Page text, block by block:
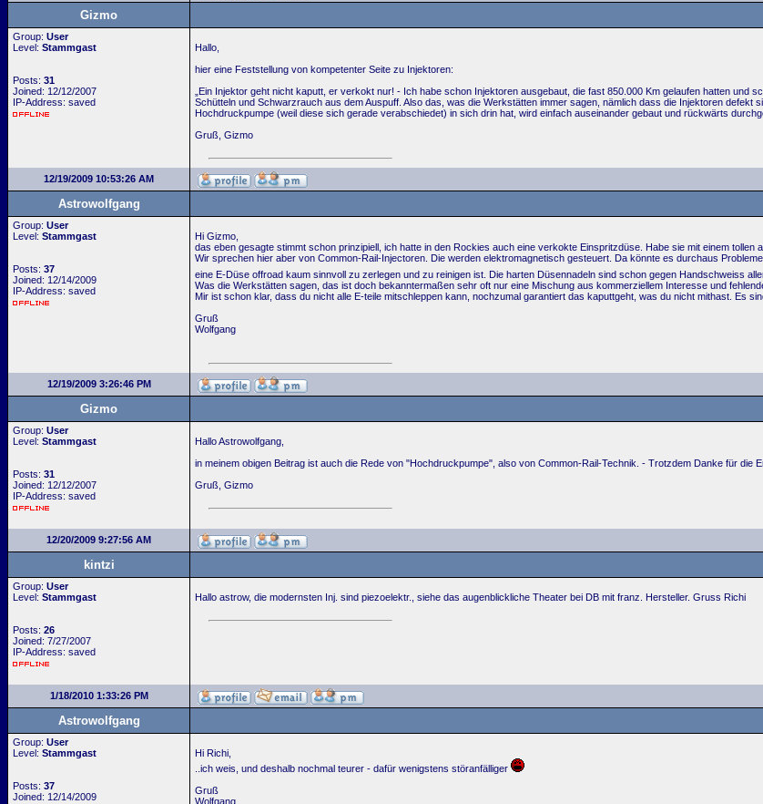
Gizmo
Group: User
Level: Stammgast
Posts: 31
Joined: 12/12/2007
IP-Address: saved
Hallo,
hier eine Feststellung von kompetenter Seite zu Injektoren:
„Ein Injektor geht nicht kaputt, er verkokt nur! - Ich habe schon Injektoren ausgebaut, die fast 850.000 Km gelaufen hatten
Schütteln und Schwarzrauch aus dem Auspuff. Also das, was die Werkstätten immer sagen, nämlich dass die Injektoren
Hochdruckpumpe (weil diese sich gerade verabschiedet) in sich drin hat, wird einfach auseinander gebaut und rückwärts
Gruß, Gizmo
12/19/2009 10:53:26 AM
Astrowolfgang
Group: User
Level: Stammgast
Posts: 37
Joined: 12/14/2009
IP-Address: saved
Hi Gizmo,
das eben gesagte stimmt schon prinzipiell, ich hatte in den Rockies auch eine verkokte Einspritzdüse. Habe sie mit einem
Wir sprechen hier aber von Common-Rail-Injectoren. Die werden elektromagnetisch gesteuert. Da könnte es durchaus
eine E-Düse offroad kaum sinnvoll zu zerlegen und zu reinigen ist. Die harten Düsennadeln sind schon gegen Handschweiss
Was die Werkstätten sagen, das ist doch bekanntermaßen sehr oft nur eine Mischung aus kommerziellem Interesse und
Mir ist schon klar, dass du nicht alle E-teile mitschleppen kann, nochzumal garantiert das kaputtgeht, was du nicht mithast. Es
Gruß
Wolfgang
12/19/2009 3:26:46 PM
Gizmo
Group: User
Level: Stammgast
Posts: 31
Joined: 12/12/2007
IP-Address: saved
Hallo Astrowolfgang,
in meinem obigen Beitrag ist auch die Rede von "Hochdruckpumpe", also von Common-Rail-Technik. - Trotzdem Danke für die
Gruß, Gizmo
12/20/2009 9:27:56 AM
kintzi
Group: User
Level: Stammgast
Posts: 26
Joined: 7/27/2007
IP-Address: saved
Hallo astrow, die modernsten Inj. sind piezoelektr., siehe das augenblickliche Theater bei DB mit franz. Hersteller. Gruss Richi
1/18/2010 1:33:26 PM
Astrowolfgang
Group: User
Level: Stammgast
Posts: 37
Joined: 12/14/2009
Hi Richi,
..ich weis, und deshalb nochmal teurer - dafür wenigstens störanfälliger
Gruß
Wolfgang